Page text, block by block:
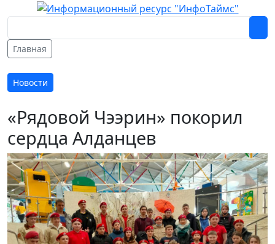
Главная
Новости
«Рядовой Чээрин» покорил
сердца Алданцев